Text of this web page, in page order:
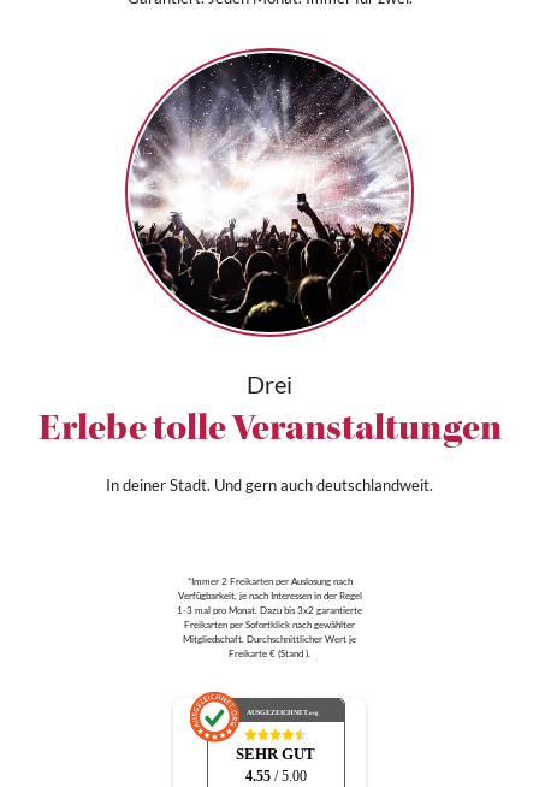
Drei
Erlebe tolle Veranstaltungen
In deiner Stadt. Und gern auch deutschlandweit.
*Immer 2 Freikarten per Auslosung nach
Verfügbarkeit, je nach Interessen in der Regel
1-3 mal pro Monat. Dazu bis 3x2 garantierte
Freikarten per Sofortklick nach gewählter
Mitgliedschaft. Durchschnittlicher Wert je
Freikarte € (Stand ).
AUSGEZEICHNET.org
SEHR GUT
4.55 / 5.00